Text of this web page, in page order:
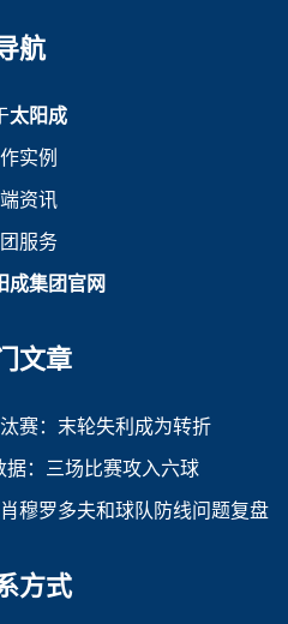
航
太阳成
实例
资讯
服务
成集团官网
文章
赛：末轮失利成为转折
：三场比赛攻入六球
穆罗多夫和球队防线问题复盘
方式